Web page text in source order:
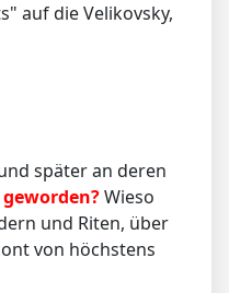
auf die Velikovsky,
später an deren
Wieso
und Riten, über
von höchstens